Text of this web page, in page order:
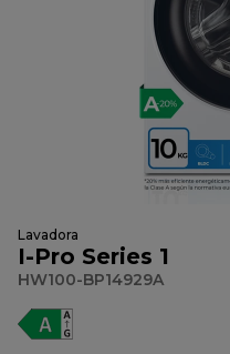
Lavadora
I-Pro Series 1
HW100-BP14929A